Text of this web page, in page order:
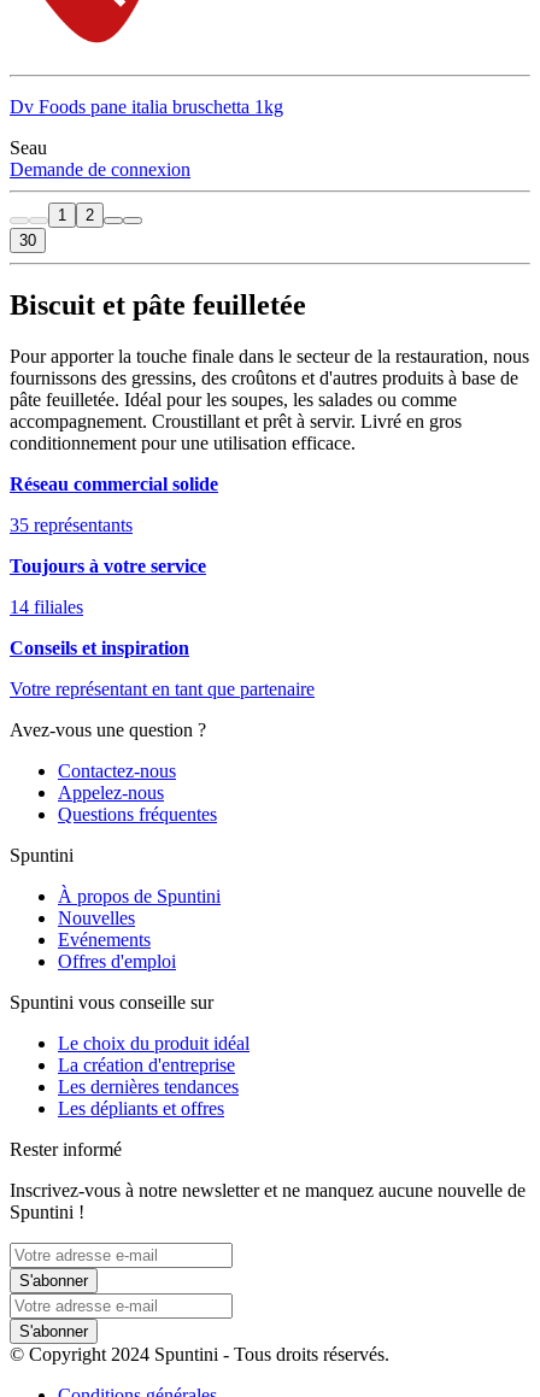
Dv Foods pane italia bruschetta 1kg
Seau
Demande de connexion
1
2
30
Biscuit et pâte feuilletée
Pour apporter la touche finale dans le secteur de la restauration, nous
fournissons des gressins, des croûtons et d'autres produits à base de
pâte feuilletée. Idéal pour les soupes, les salades ou comme
accompagnement. Croustillant et prêt à servir. Livré en gros
conditionnement pour une utilisation efficace.
Réseau commercial solide
35 représentants
Toujours à votre service
14 filiales
Conseils et inspiration
Votre représentant en tant que partenaire
Avez-vous une question ?
Contactez-nous
Appelez-nous
Questions fréquentes
Spuntini
À propos de Spuntini
Nouvelles
Evénements
Offres d'emploi
Spuntini vous conseille sur
Le choix du produit idéal
La création d'entreprise
Les dernières tendances
Les dépliants et offres
Rester informé
Inscrivez-vous à notre newsletter et ne manquez aucune nouvelle de
Spuntini !
S'abonner
S'abonner
© Copyright 2024 Spuntini - Tous droits réservés.